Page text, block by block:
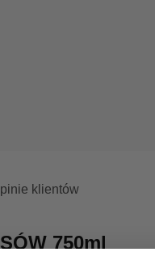
klientów
750ml